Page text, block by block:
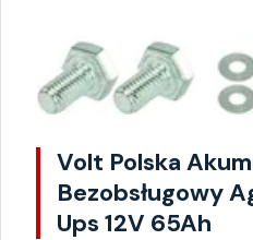
Volt Polska
Bezobsługowy
Ups 12V 65Ah